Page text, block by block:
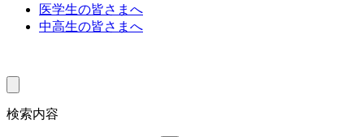
医学生の皆さまへ
中高生の皆さまへ
検索内容